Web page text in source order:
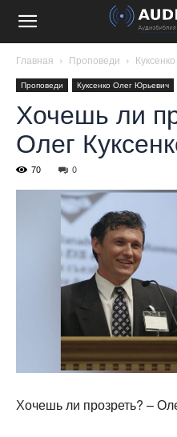
Главная Проповеди
Проповеди Куксенко Олег Юрьевич
Хочешь ли
Олег
70 0
Хочешь ли прозреть? –